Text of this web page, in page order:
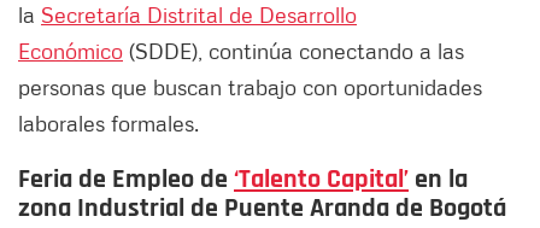
la Secretaría Distrital de Desarrollo
Económico (SDDE), continúa conectando a las
personas que buscan trabajo con oportunidades
laborales formales.
Feria de Empleo de ‘Talento Capital’ en la
zona Industrial de Puente Aranda de Bogotá